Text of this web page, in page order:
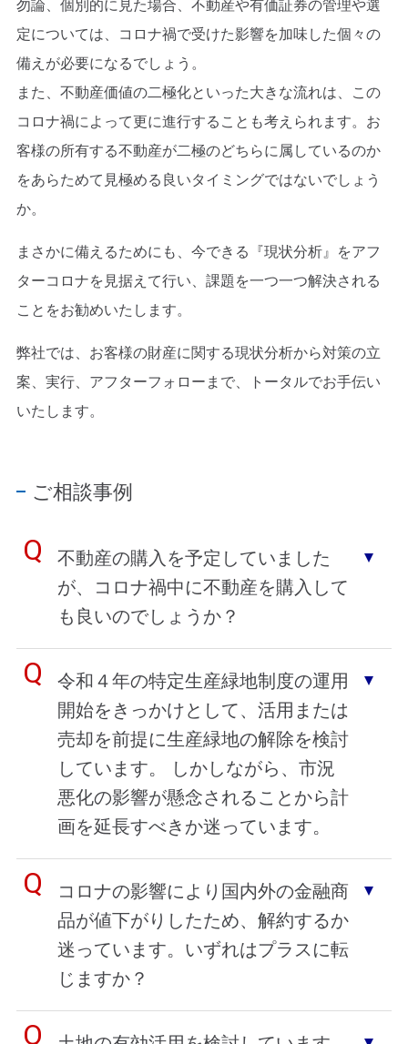
勿論、個別的に見た場合、不動産や有価証券の管理や選
定については、コロナ禍で受けた影響を加味した個々の
備えが必要になるでしょう。
また、不動産価値の二極化といった大きな流れは、この
コロナ禍によって更に進行することも考えられます。お
客様の所有する不動産が二極のどちらに属しているのか
をあらためて見極める良いタイミングではないでしょう
か。
まさかに備えるためにも、今できる『現状分析』をアフ
ターコロナを見据えて行い、課題を一つ一つ解決される
ことをお勧めいたします。
弊社では、お客様の財産に関する現状分析から対策の立
案、実行、アフターフォローまで、トータルでお手伝い
いたします。
ご相談事例
不動産の購入を予定していました
が、コロナ禍中に不動産を購入して
も良いのでしょうか？
令和４年の特定生産緑地制度の運用
開始をきっかけとして、活用または
売却を前提に生産緑地の解除を検討
しています。 しかしながら、市況
悪化の影響が懸念されることから計
画を延長すべきか迷っています。
コロナの影響により国内外の金融商
品が値下がりしたため、解約するか
迷っています。いずれはプラスに転
じますか？